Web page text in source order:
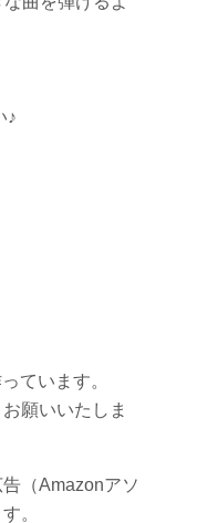
♪
ています。
願いいたしま
（Amazonアソ
。